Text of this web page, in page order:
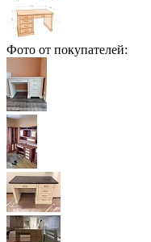
Фото от покупателей: